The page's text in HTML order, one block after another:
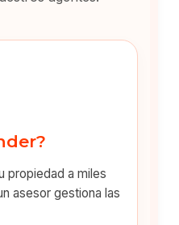
propiedad a miles
asesor gestiona las